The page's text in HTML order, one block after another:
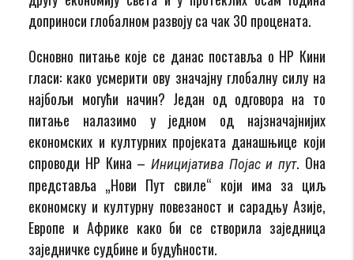
доприноси глобалном развоју са чак 30 процената.
Основно питање које се данас поставља о НР Кини
гласи: како усмерити ову значајну глобалну силу на
најбољи могући начин? Један од одговора на то
питање налазимо у једном од најзначајнијих
економских и културних пројеката данашњице који
спроводи НР Кина – Иницијатива Појас и пут. Она
представља „Нови Пут свиле“ који има за циљ
економску и културну повезаност и сарадњу Азије,
Европе и Африке како би се створила заједница
заједничке судбине и будућности.